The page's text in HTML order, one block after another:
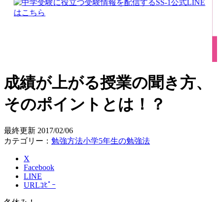
成績が上がる授業の聞き方、
そのポイントとは！？
最終更新 2017/02/06
カテゴリー： 勉強方法小学5年生の勉強法
X
Facebook
LINE
URLｺﾋﾟｰ